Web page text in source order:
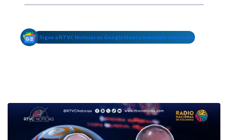
Sigue a RTVC Noticias en Google News y mantente conectado